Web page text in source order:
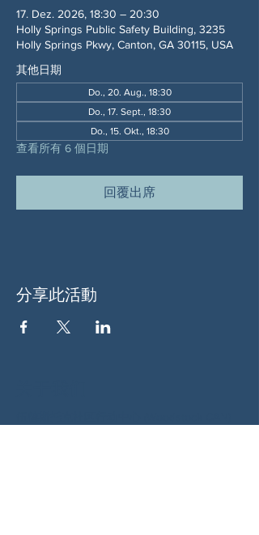
17. Dez. 2026, 18:30 – 20:30
Holly Springs Public Safety Building, 3235
Holly Springs Pkwy, Canton, GA 30115, USA
其他日期
Do., 20. Aug., 18:30
Do., 17. Sept., 18:30
Do., 15. Okt., 18:30
查看所有 6 個日期
回覆出席
分享此活動